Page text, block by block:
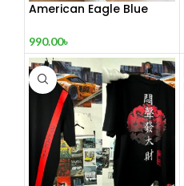
American Eagle Blue
990.00৳